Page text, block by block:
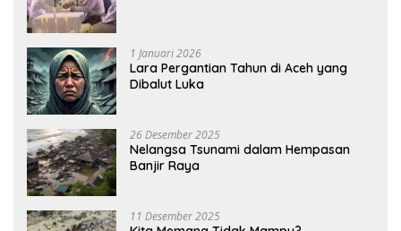
1 Januari 2026
Lara Pergantian Tahun di Aceh yang
Dibalut Luka
26 Desember 2025
Nelangsa Tsunami dalam Hempasan
Banjir Raya
11 Desember 2025